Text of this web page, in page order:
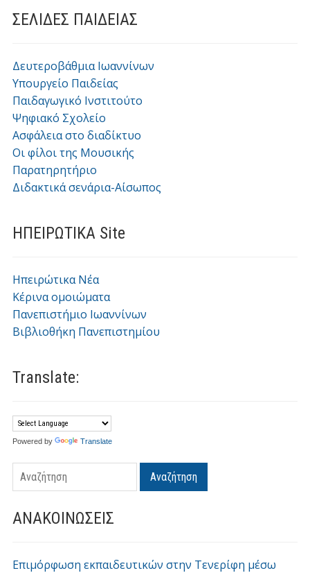
ΣΕΛΙΔΕΣ ΠΑΙΔΕΙΑΣ
Δευτεροβάθμια Ιωαννίνων
Υπουργείο Παιδείας
Παιδαγωγικό Ινστιτούτο
Ψηφιακό Σχολείο
Ασφάλεια στο διαδίκτυο
Οι φίλοι της Μουσικής
Παρατηρητήριο
Διδακτικά σενάρια-Αίσωπος
ΗΠΕΙΡΩΤΙΚΑ Site
Ηπειρώτικα Νέα
Κέρινα ομοιώματα
Πανεπιστήμιο Ιωαννίνων
Βιβλιοθήκη Πανεπιστημίου
Translate:
Powered by Translate
Αναζήτηση
ΑΝΑΚΟΙΝΩΣΕΙΣ
Επιμόρφωση εκπαιδευτικών στην Τενερίφη μέσω